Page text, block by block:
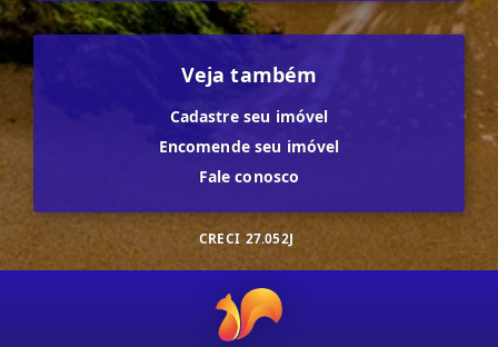
Veja também
Cadastre seu imóvel
Encomende seu imóvel
Fale conosco
CRECI 27.052J